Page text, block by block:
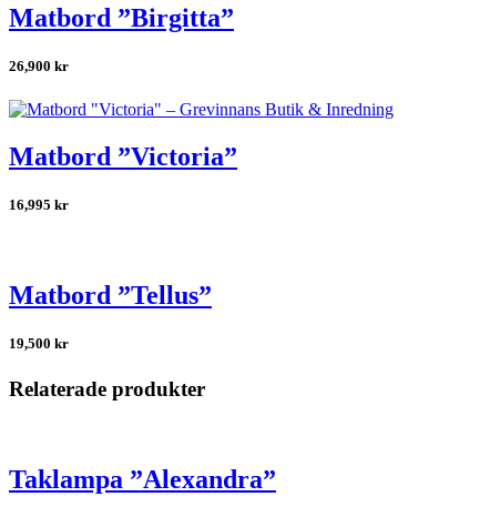
Matbord ”Birgitta”
26,900 kr
Matbord ”Victoria”
16,995 kr
Matbord ”Tellus”
19,500 kr
Relaterade produkter
Taklampa ”Alexandra”